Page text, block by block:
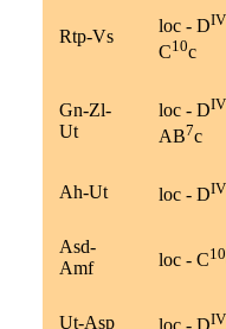
Rtp-Vs
loc - DIV
C10c
Gn-Zl-
Ut
loc - DIV
AB7c
Ah-Ut loc - DIV
Asd-
Amf
loc - C10
Ut-Asp IV